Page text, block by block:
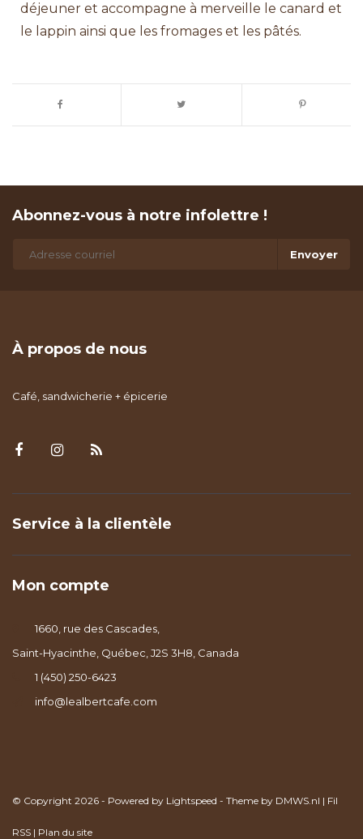
déjeuner et accompagne à merveille le canard et
le lappin ainsi que les fromages et les pâtés.
Abonnez-vous à notre infolettre !
Envoyer
À propos de nous
Café, sandwicherie + épicerie
Service à la clientèle
Mon compte
1660, rue des Cascades,
Saint-Hyacinthe, Québec, J2S 3H8, Canada
1 (450) 250-6423
info@lealbertcafe.com
© Copyright 2026 - Powered by Lightspeed - Theme by DMWS.nl | Fil
RSS | Plan du site